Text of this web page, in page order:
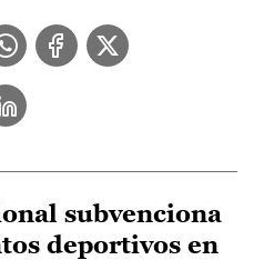
subvenciona
deportivos en